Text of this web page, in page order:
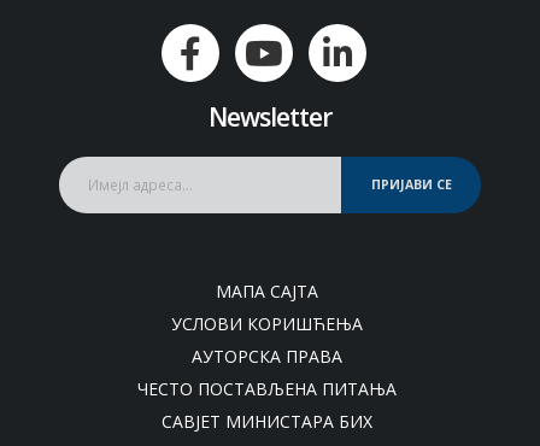
Newsletter
ПРИЈАВИ СЕ
МАПА САЈТА
УСЛОВИ КОРИШЋЕЊА
АУТОРСКА ПРАВА
ЧЕСТО ПОСТАВЉЕНА ПИТАЊА
САВЈЕТ МИНИСТАРА БИХ